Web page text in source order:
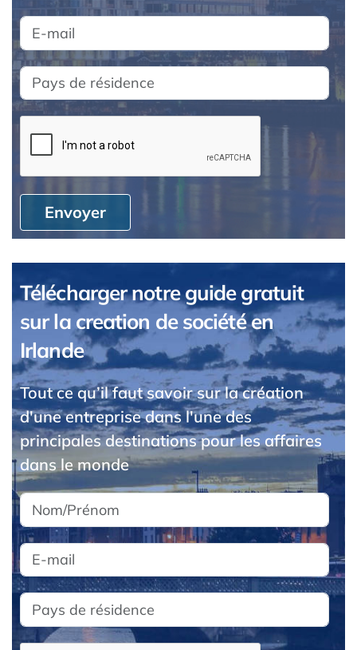
Envoyer
Télécharger notre guide gratuit
sur la creation de société en
Irlande
Tout ce qu’il faut savoir sur la création
d'une entreprise dans l'une des
principales destinations pour les affaires
dans le monde